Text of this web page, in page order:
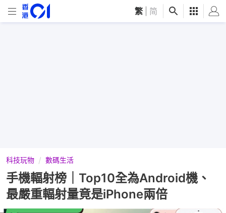
繁 简
科技玩物 數碼生活
手機輻射榜｜Top10全為Android機、
最嚴重輻射量竟是iPhone兩倍